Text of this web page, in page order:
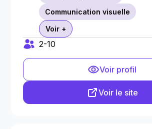
Communication visuelle
Voir +
2-10
Voir profil
Voir le site